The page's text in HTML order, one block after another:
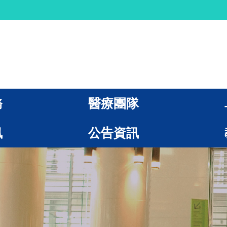
醫療團隊
公告資訊